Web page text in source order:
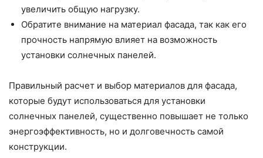
увеличить общую нагрузку.
Обратите внимание на материал фасада, так как его
прочность напрямую влияет на возможность
установки солнечных панелей.
Правильный расчет и выбор материалов для фасада,
которые будут использоваться для установки
солнечных панелей, существенно повышает не только
энергоэффективность, но и долговечность самой
конструкции.